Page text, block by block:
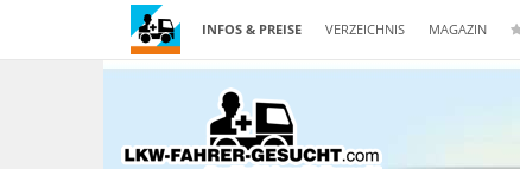
INFOS & PREISE VERZEICHNIS MAGAZIN